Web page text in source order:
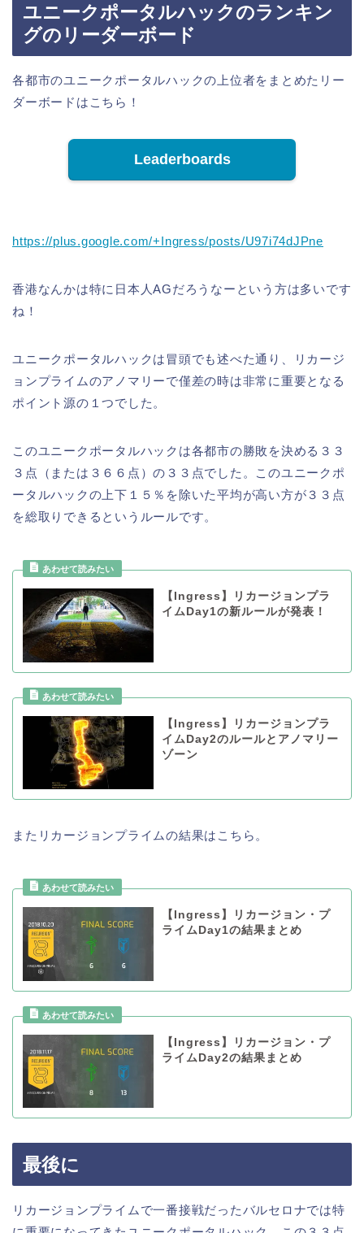
ユニークポータルハックのランキン
グのリーダーボード
各都市のユニークポータルハックの上位者をまとめたリー
ダーボードはこちら！
Leaderboards
https://plus.google.com/+Ingress/posts/U97i74dJPne
香港なんかは特に日本人AGだろうなーという方は多いです
ね！
ユニークポータルハックは冒頭でも述べた通り、リカージ
ョンプライムのアノマリーで僅差の時は非常に重要となる
ポイント源の１つでした。
このユニークポータルハックは各都市の勝敗を決める３３
３点（または３６６点）の３３点でした。このユニークポ
ータルハックの上下１５％を除いた平均が高い方が３３点
を総取りできるというルールです。
【Ingress】リカージョンプラ
イムDay1の新ルールが発表！
【Ingress】リカージョンプラ
イムDay2のルールとアノマリー
ゾーン
またリカージョンプライムの結果はこちら。
【Ingress】リカージョン・プ
ライムDay1の結果まとめ
【Ingress】リカージョン・プ
ライムDay2の結果まとめ
最後に
リカージョンプライムで一番接戦だったバルセロナでは特